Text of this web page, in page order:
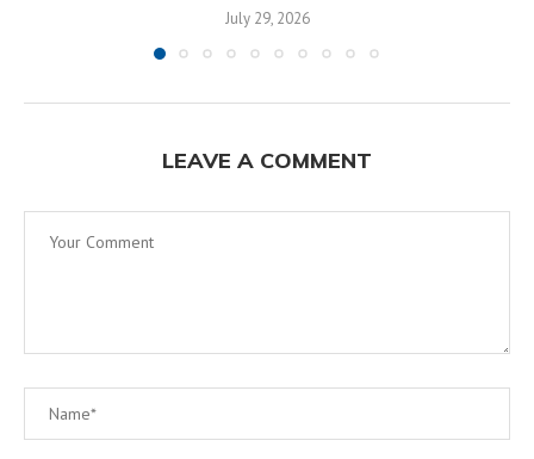
July 29, 2026
LEAVE A COMMENT